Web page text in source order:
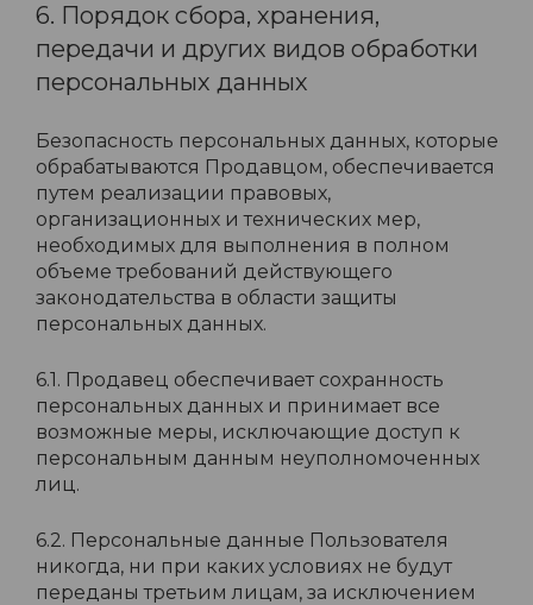
6. Порядок сбора, хранения,
передачи и других видов обработки
персональных данных
Безопасность персональных данных, которые
обрабатываются Продавцом, обеспечивается
путем реализации правовых,
организационных и технических мер,
необходимых для выполнения в полном
объеме требований действующего
законодательства в области защиты
персональных данных.
6.1. Продавец обеспечивает сохранность
персональных данных и принимает все
возможные меры, исключающие доступ к
персональным данным неуполномоченных
лиц.
6.2. Персональные данные Пользователя
никогда, ни при каких условиях не будут
переданы третьим лицам, за исключением